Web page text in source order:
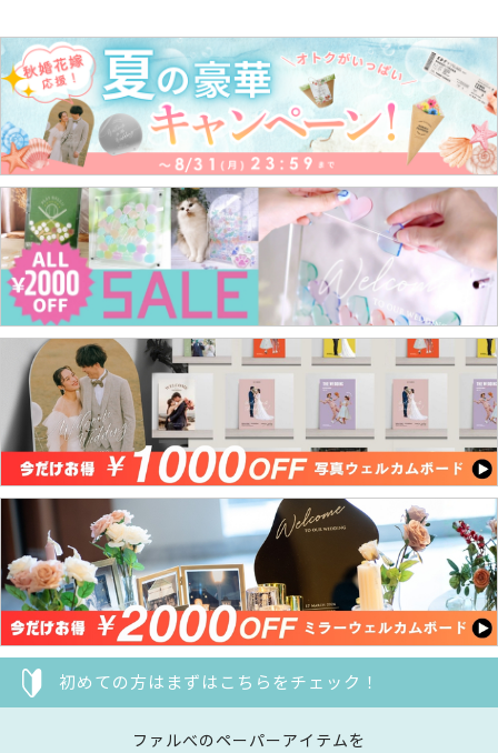
初めての方はまずはこちらをチェック！
ファルべのペーパーアイテムを